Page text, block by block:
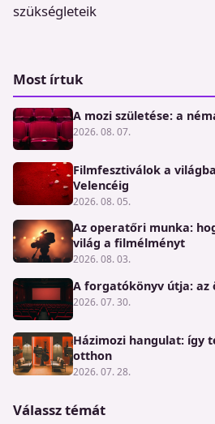
szükségleteik
Most írtuk
A mozi születése: a
2026. 08. 07.
Filmfesztiválok a
Velencéig
2026. 08. 05.
Az operatőri munka:
világ a filmélményt
2026. 08. 03.
A forgatókönyv útja:
2026. 07. 30.
Házimozi hangulat: így
otthon
2026. 07. 28.
Válassz témát